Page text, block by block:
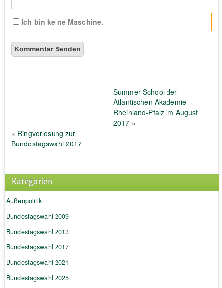
Ich bin keine Maschine.
Summer School der
Atlantischen Akademie
Rheinland-Pfalz im August
2017 »
« Ringvorlesung zur
Bundestagswahl 2017
Kategorien
Außenpolitik
Bundestagswahl 2009
Bundestagswahl 2013
Bundestagswahl 2017
Bundestagswahl 2021
Bundestagswahl 2025